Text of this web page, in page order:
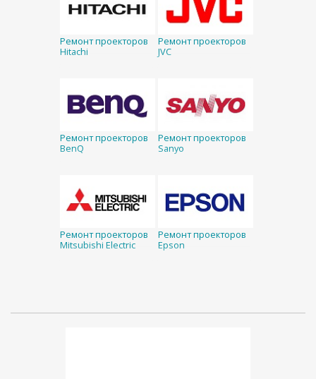
Ремонт проекторов
Hitachi
Ремонт проекторов
JVC
Ремонт проекторов
BenQ
Ремонт проекторов
Sanyo
Ремонт проекторов
Mitsubishi Electric
Ремонт проекторов
Epson